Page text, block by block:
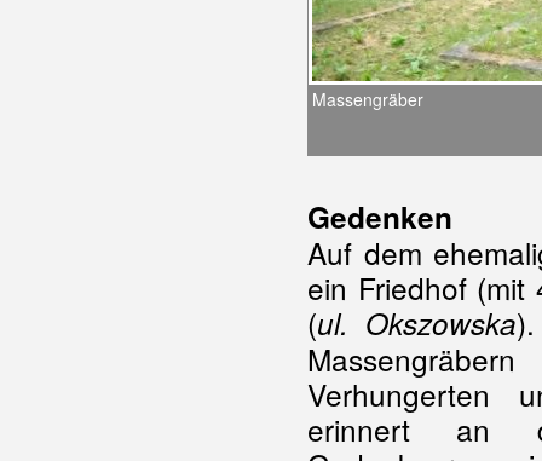
Massengräber
Gedenken
Auf dem
ein Friedhof (mit
(ul. Okszowska
Verhungerten
erinnert an